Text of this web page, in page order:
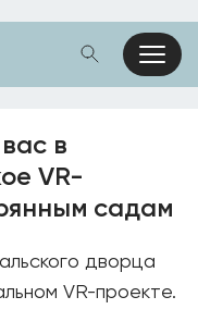
в
VR-
садам
дворца
VR-проекте.